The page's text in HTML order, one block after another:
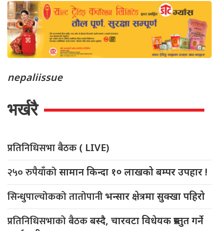
nepaliissue
भर्खरै
प्रतिनिधिसभा बैठक ( LIVE)
२५० रुपैयाँकोसामान किन्दा १० लाखको बम्पर उपहार !
सिन्धुपाल्चोकको तातोपानीभन्सार क्षेत्रमा सुक्खा पहिरो
प्रतिनिधिसभाको बैठकबस्दै, चारवटा विधेयक प्रस्तुत गर्ने